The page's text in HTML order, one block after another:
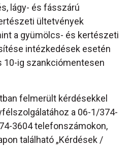
lágy- és fásszárú
ültetvények
a gyümölcs- és kertészeti
intézkedések esetén
10-ig szankciómentesen
felmerült kérdésekkel
a 06-1/374-
3604 telefonszámokon,
található „Kérdések /